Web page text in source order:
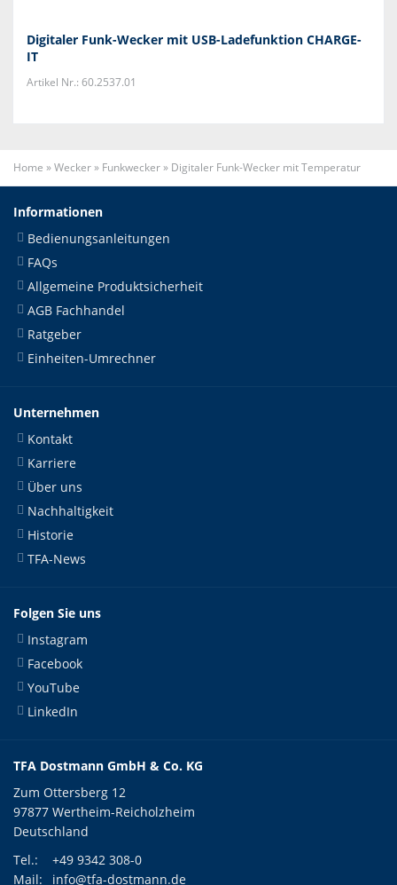
Digitaler Funk-Wecker mit USB-Ladefunktion CHARGE-
IT
Artikel Nr.: 60.2537.01
Home »Wecker» Funkwecker» Digitaler Funk-Wecker mit Temperatur
Informationen
Bedienungsanleitungen
FAQs
Allgemeine Produktsicherheit
AGB Fachhandel
Ratgeber
Einheiten-Umrechner
Unternehmen
Kontakt
Karriere
Über uns
Nachhaltigkeit
Historie
TFA-News
Folgen Sie uns
Instagram
Facebook
YouTube
LinkedIn
TFA Dostmann GmbH & Co. KG
Zum Ottersberg 12
97877 Wertheim-Reicholzheim
Deutschland
Tel.:
+49 9342 308-0
Mail:
info@tfa-dostmann.de